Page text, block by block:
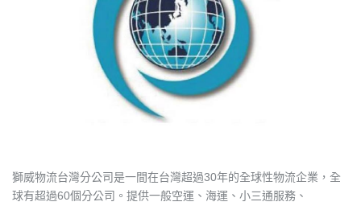
獅威物流台灣分公司是一間在台灣超過30年的全球性物流企業，全
球有超過60個分公司。提供一般空運、海運、小三通服務、